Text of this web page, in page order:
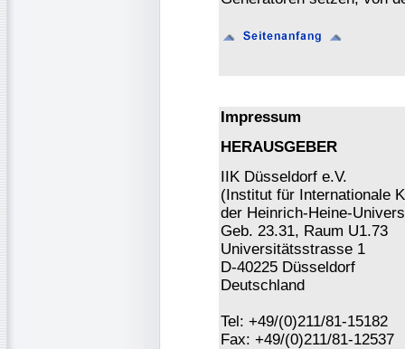
Impressum
HERAUSGEBER
IIK Düsseldorf e.V.
(Institut für Internationale
der Heinrich-Heine-
Geb. 23.31, Raum U1.73
Universitätsstrasse 1
D-40225 Düsseldorf
Deutschland
Tel: +49/(0)211/81-15182
Fax: +49/(0)211/81-12537